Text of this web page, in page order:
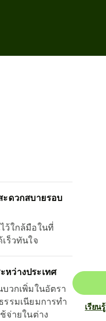
ะดวกสบายรอบ
ว้ใกล้มือในที่
ร็วทันใจ
หว่างประเทศ
บวกเพิ่มในอัตรา
รมเนียมการทำ
จ่ายในต่าง
เรียน